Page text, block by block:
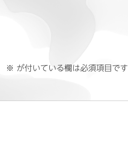
※ が付いている欄は必須項目です